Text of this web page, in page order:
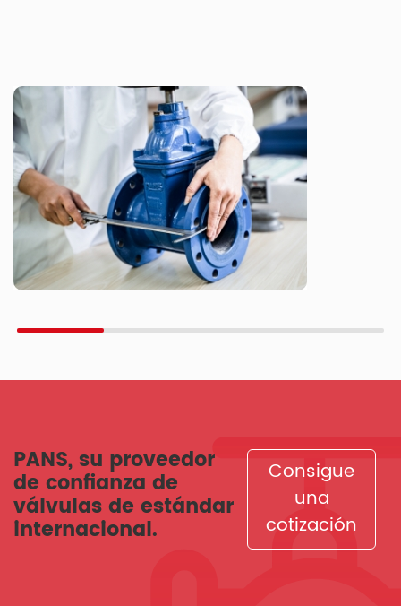
PANS, su proveedor
de confianza de
válvulas de estándar
internacional.
Consigue
una
cotización